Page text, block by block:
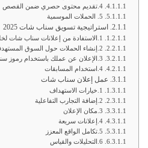
4.تقديم محتوى حصري ضمن القصص
5. الحملات الموسمية
استراتيجية تسويق سناب شات 2025
1.الاستفادة من إعلانات سناب شات لخلق وعي بالعلامة التجارية
2.إنشاء الحملات حول السوق المستهدف
3.الإعلان عن عملك باستخدام رموز سناب شات
4.استخدام المسابقات
عمل إعلان سناب شات
1.خيارات الاستهداف
2.إضافة التجارب التفاعلية
3.مكان الإعلان
4.إعلانات سريعة
5.تكامل الواقع المعزز
6.التحليلات والقياس